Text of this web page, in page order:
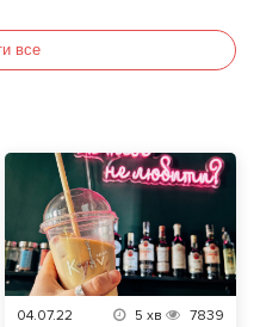
все
04.07.22 5 хв 7839